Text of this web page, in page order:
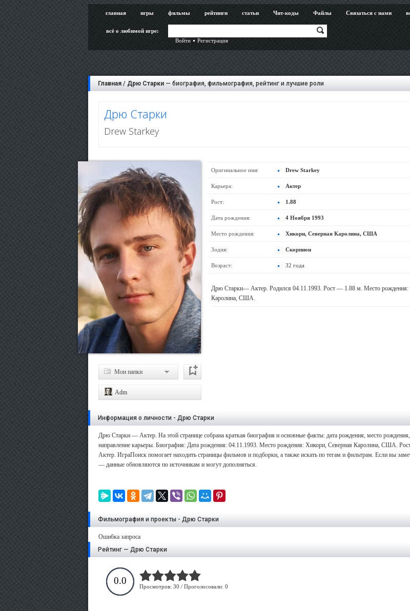
главная игры фильмы рейтинги статьи Чит-коды Файлы Связаться с нами
всё о любимой игре:
Войти
Регистрация
Главная / Дрю Старки — биография, фильмография, рейтинг и лучшие роли
Дрю Старки
Drew Starkey
Мои папки
Adm
Оригинальное имя: Drew Starkey
Карьера: Актер
Рост: 1.88
Дата рождения: 4 Ноября 1993
Место рождения: Хикори, Северная Каролина, США
Зодия: Скорпион
Возраст: 32 года
Дрю Старки— Актер. Родился 04.11.1993. Рост — 1.88 м. Место рождения:
Каролина, США.
Информация о личности - Дрю Старки
Дрю Старки — Актер. На этой странице собрана краткая биография и основные факты: дата рождения, место
направление карьеры. Биография: Дата рождения: 04.11.1993. Место рождения: Хикори, Северная Каролина, США.
Актер. ИграПоиск помогает находить страницы фильмов и подборки, а также искать по тегам и фильтрам. Если вы
— данные обновляются по источникам и могут дополняться.
Фильмография и проекты - Дрю Старки
Ошибка запроса
Рейтинг — Дрю Старки
0.0
Просмотров: 30 / Проголосовали: 0